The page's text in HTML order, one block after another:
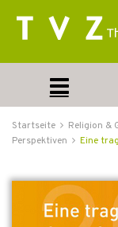
Startseite Religion &
Perspektiven
Eine